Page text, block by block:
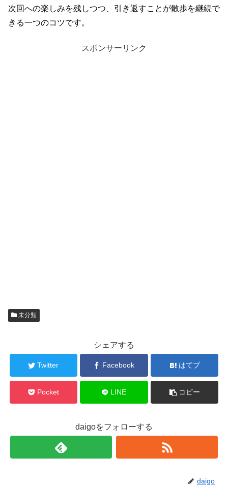
次回への楽しみを残しつつ、引き返すことが散歩を継続で
きる一つのコツです。
スポンサーリンク
未分類
シェアする
Twitter Facebook はてブ
Pocket LINE コピー
daigoをフォローする
daigo